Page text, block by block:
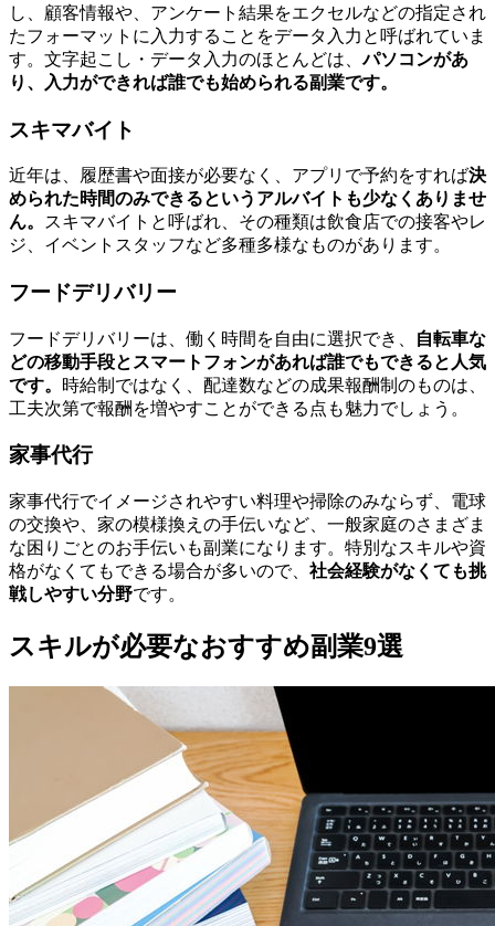
し、顧客情報や、アンケート結果をエクセルなどの指定され
たフォーマットに入力することをデータ入力と呼ばれていま
す。文字起こし・データ入力のほとんどは、パソコンがあ
り、入力ができれば誰でも始められる副業です。
スキマバイト
近年は、履歴書や面接が必要なく、アプリで予約をすれば決
められた時間のみできるというアルバイトも少なくありませ
ん。
スキマバイトと呼ばれ、その種類は飲食店での接客やレ
ジ、イベントスタッフなど多種多様なものがあります。
フードデリバリー
フードデリバリーは、働く時間を自由に選択でき、
自転車な
どの移動手段とスマートフォンがあれば誰でもできると人気
です。 時給制ではなく、配達数などの成果報酬制のものは、
工夫次第で報酬を増やすことができる点も魅力でしょう。
家事代行
家事代行でイメージされやすい料理や掃除のみならず、電球
の交換や、家の模様換えの手伝いなど、一般家庭のさまざま
な困りごとのお手伝いも副業になります。特別なスキルや資
格がなくてもできる場合が多いので、 社会経験がなくても挑
戦しやすい分野です。
スキルが必要なおすすめ副業9選